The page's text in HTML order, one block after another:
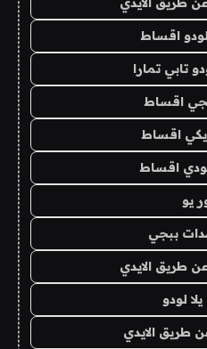
اقساط
تابي تمارا
اقساط
اقساط
اقساط
يو
ببجي
طريق الايدي
لودو
طريق الايدي